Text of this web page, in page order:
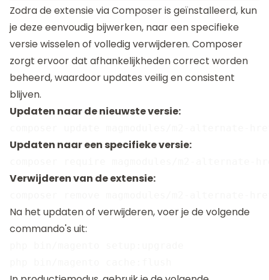
Zodra de extensie via Composer is geïnstalleerd, kun
je deze eenvoudig bijwerken, naar een specifieke
versie wisselen of volledig verwijderen. Composer
zorgt ervoor dat afhankelijkheden correct worden
beheerd, waardoor updates veilig en consistent
blijven.
Updaten naar de nieuwste versie:
Updaten naar een specifieke versie:
Verwijderen van de extensie:
Na het updaten of verwijderen, voer je de volgende
commando's uit: